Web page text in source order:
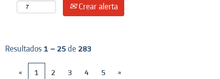
Crear alerta
Resultados1 – 25de 283
«
1 2 3 4 5 »